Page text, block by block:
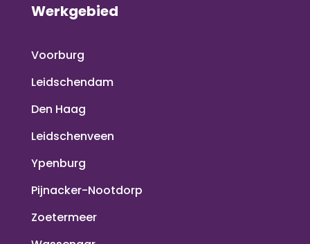
Werkgebied
Voorburg
Leidschendam
Den Haag
Leidschenveen
Ypenburg
Pijnacker-Nootdorp
Zoetermeer